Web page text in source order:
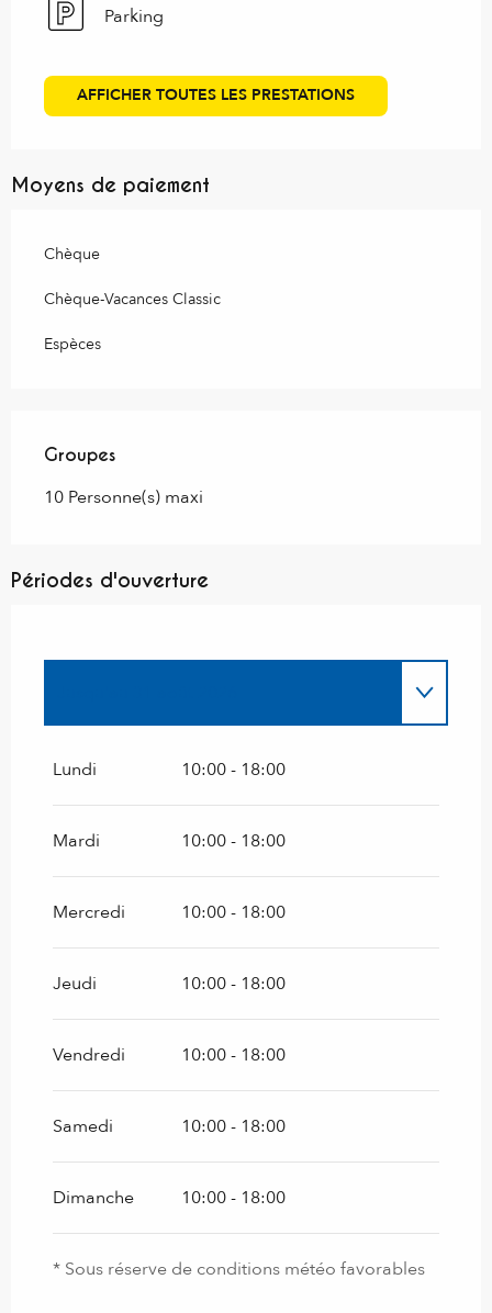
Parking
AFFICHER TOUTES LES PRESTATIONS
Moyens de paiement
Chèque
Chèque-Vacances Classic
Espèces
Groupes
Groupes
10 Personne(s) maxi
Périodes d'ouverture
6 juin 2026
Du5 septembre 2026au30 septembre
2026
Lundi 10:00 - 18:00
Mardi 10:00 - 18:00
Mercredi 10:00 - 18:00
Jeudi 10:00 - 18:00
Vendredi 10:00 - 18:00
Samedi 10:00 - 18:00
Dimanche 10:00 - 18:00
* Sous réserve de conditions météo favorables